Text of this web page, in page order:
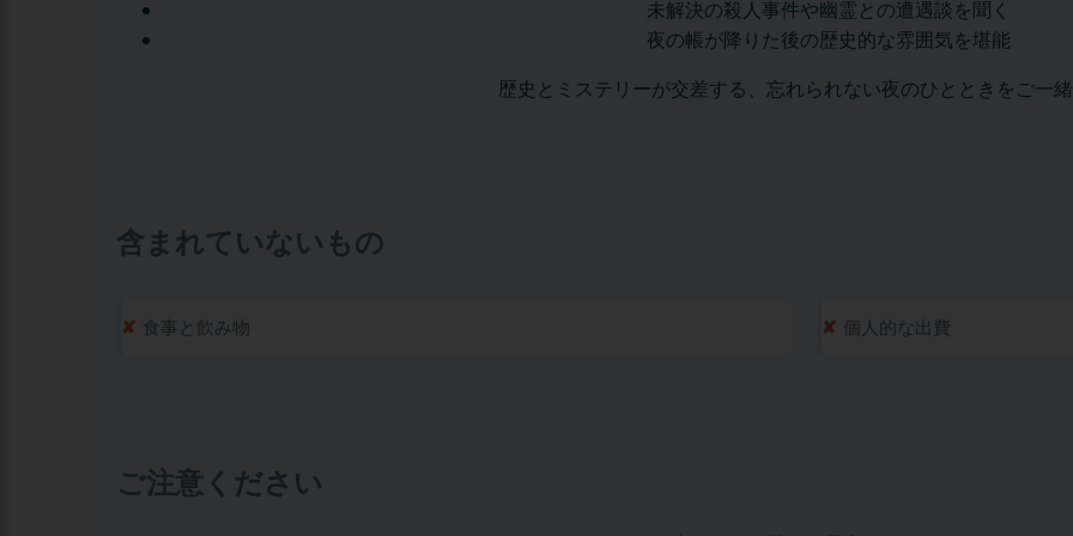
未解決の殺人事件や幽霊との遭遇談を聞く
夜の帳が降りた後の歴史的な雰囲気を堪能
歴史とミステリーが交差する、忘れられない夜のひとときをご一
含まれていないもの
食事と飲み物 個人的な出費
ご注意ください